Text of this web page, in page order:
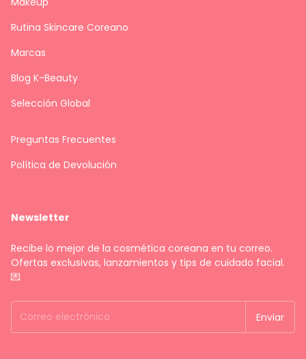
Rutina Skincare Coreano
Marcas
Blog K-Beauty
Selección Global
Preguntas Frecuentes
Política de Devolución
Newsletter
Recibe lo mejor de la cosmética coreana en tu correo.
Ofertas exclusivas, lanzamientos y tips de cuidado facial.
💌